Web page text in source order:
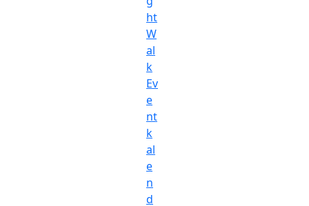
ht
W
al
k
Ev
e
nt
k
al
e
n
d